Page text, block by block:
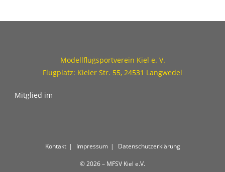
Modellflugsportverein Kiel e. V.
Flugplatz: Kieler Str. 55, 24531 Langwedel
Mitglied im
Kontakt Impressum Datenschutzerklärung
© 2026 – MFSV Kiel e.V.